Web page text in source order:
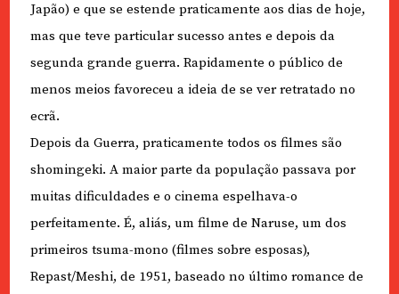
Japão) e que se estende praticamente aos dias de hoje,
mas que teve particular sucesso antes e depois da
segunda grande guerra. Rapidamente o público de
menos meios favoreceu a ideia de se ver retratado no
ecrã.
Depois da Guerra, praticamente todos os filmes são
shomingeki. A maior parte da população passava por
muitas dificuldades e o cinema espelhava-o
perfeitamente. É, aliás, um filme de Naruse, um dos
primeiros tsuma-mono (filmes sobre esposas),
Repast/Meshi, de 1951, baseado no último romance de